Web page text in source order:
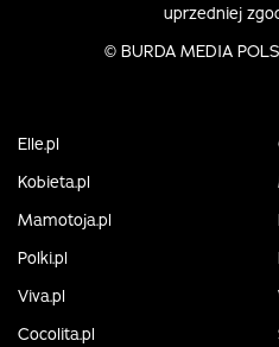
uprzedniej
© BURDA MEDIA
Elle.pl
Kobieta.pl
Mamotoja.pl
Polki.pl
Viva.pl
Cocolita.pl